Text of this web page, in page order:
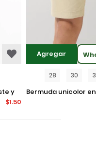
$1.50
Agregar
28 30
bermuda unicolor en dril ajustada con